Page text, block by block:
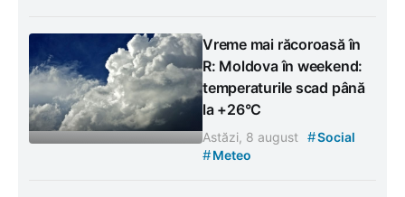
Vreme mai răcoroasă în
R: Moldova în weekend:
temperaturile scad până
la +26°C
Astăzi, 8 august #Social
#Meteo